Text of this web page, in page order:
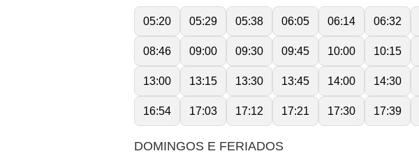
05:20 05:29 05:38 06:05 06:14 06:32
08:46 09:00 09:30 09:45 10:00 10:15
13:00 13:15 13:30 13:45 14:00 14:30
16:54 17:03 17:12 17:21 17:30 17:39
DOMINGOS E FERIADOS